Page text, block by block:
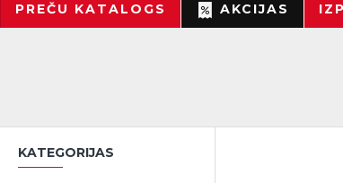
PREČU KATALOGS AKCIJAS
KATEGORIJAS